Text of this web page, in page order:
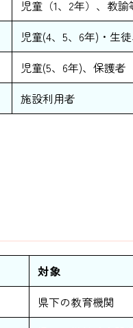
児童（1、2年）、教諭
児童(4、5、6年)・生
児童(5、6年)、保護者
施設利用者
対象
県下の教育機関